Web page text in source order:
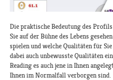
Die praktische Bedeutung des
Sie auf der Bühne des Lebens
spielen und welche Qualitäten für
dabei auch unbewusste Qualitäten
Reading es auch jene in Ihnen
Ihnen im Normalfall verborgen sind.